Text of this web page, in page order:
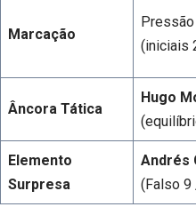
Marcação
(iniciais
Âncora Tática
Hugo
Elemento
Surpresa
Andrés
(Falso